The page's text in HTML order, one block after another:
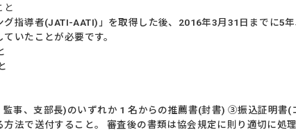
と
グ指導者(JATI-AATI)」を取得した後、2016年3月31日までに5
いたことが必要です。
事、支部長)のいずれか 1 名からの推薦書(封書) ③振込証明書(
法で送付すること。 審査後の書類は協会規定に則り適切に処